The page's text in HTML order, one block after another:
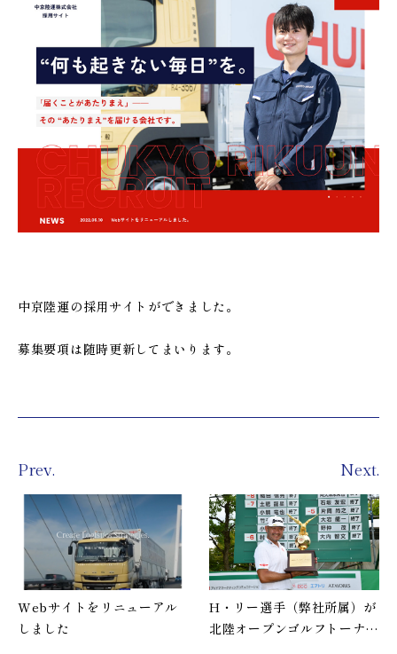
中京陸運の採用サイトができました。
募集要項は随時更新してまいります。
Prev.
Webサイトをリニューアル
しました
Next.
H・リー選手（弊社所属）が
北陸オープンゴルフトーナメ